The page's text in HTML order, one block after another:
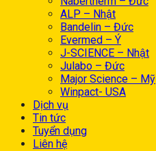
ALP – Nhật
Bandelin – Đức
Evermed – Ý
J-SCIENCE – Nhật
Julabo – Đức
Major Science – Mỹ
Winpact- USA
Dịch vụ
Tin tức
Tuyển dụng
Liên hệ